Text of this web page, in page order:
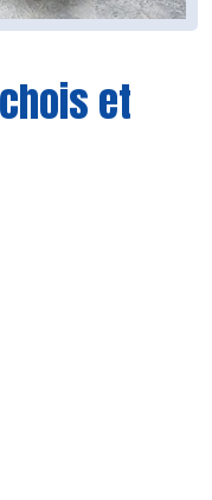
et